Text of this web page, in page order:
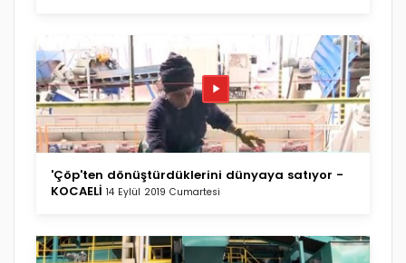
'Çöp'ten dönüştürdüklerini dünyaya satıyor -
KOCAELİ 14 Eylül 2019 Cumartesi